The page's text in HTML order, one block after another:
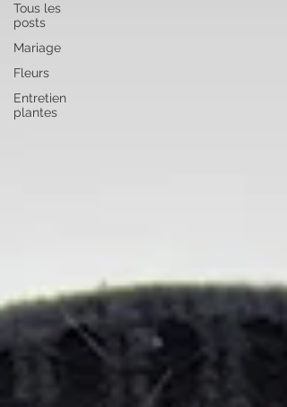
Tous les
posts
Mariage
Fleurs
Entretien
plantes